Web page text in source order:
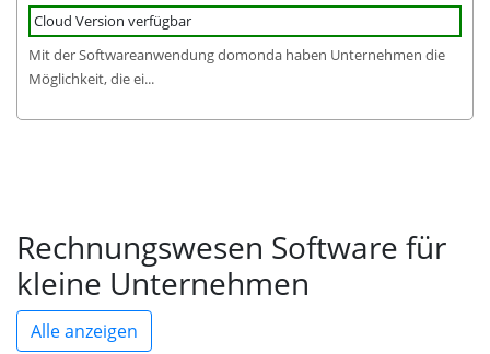
Cloud Version verfügbar
Mit der Softwareanwendung domonda haben Unternehmen die
Möglichkeit, die ei...
Rechnungswesen Software für
kleine Unternehmen
Alle anzeigen